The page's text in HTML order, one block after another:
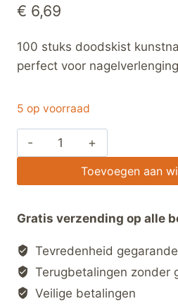
€ 6,69
100 stuks doodskist
perfect voor
5 op voorraad
100
stuks
Doodskist
–
Cover
Nail
Tips
Toevoegen aan
Gratis verzending op alle
Tevredenheid
Terugbetalingen zonder
Veilige betalingen